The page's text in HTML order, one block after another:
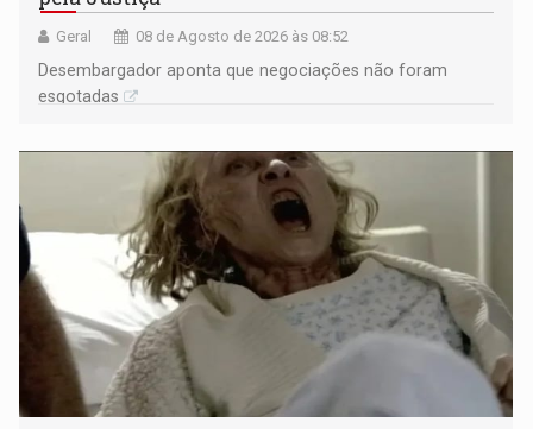
Geral 08 de Agosto de 2026 às 08:52
Desembargador aponta que negociações não foram
esgotadas